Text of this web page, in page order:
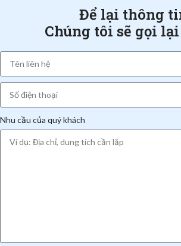
Để lại thông
Chúng tôi sẽ gọi
Nhu cầu của quý khách